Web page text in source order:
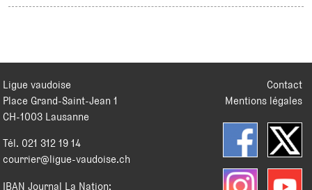
Contact
Mentions légales
Ligue vaudoise
Place Grand-Saint-Jean 1
CH-1003 Lausanne
Tél. 021 312 19 14
courrier@ligue-vaudoise.ch
IBAN Journal La Nation: